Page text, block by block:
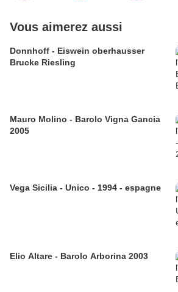
Vous aimerez aussi
Donnhoff - Eiswein oberhausser
Brucke Riesling
Mauro Molino - Barolo Vigna Gancia
2005
Vega Sicilia - Unico - 1994 - espagne
Elio Altare - Barolo Arborina 2003